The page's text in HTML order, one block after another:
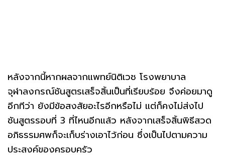
หลังจากนี้หากผลจากแพทย์นิติเวช โรงพยาบาล
จุฬาลงกรณ์ชันสูตรเสร็จสิ้นเป็นที่เรียบร้อย จึงค่อยมาดู
อีกทีว่า ยังมีข้อสงสัยอะไรอีกหรือไม่ แต่ก็คงไม่ส่งไป
ชันสูตรรอบที่ 3 ที่ไหนอีกแล้ว หลังจากเสร็จสิ้นพิธีสวด
อภิธรรมศพก็จะเก็บร่างเอาไว้ก่อน ซึ่งเป็นไปตามความ
ประสงค์ของครอบครัว